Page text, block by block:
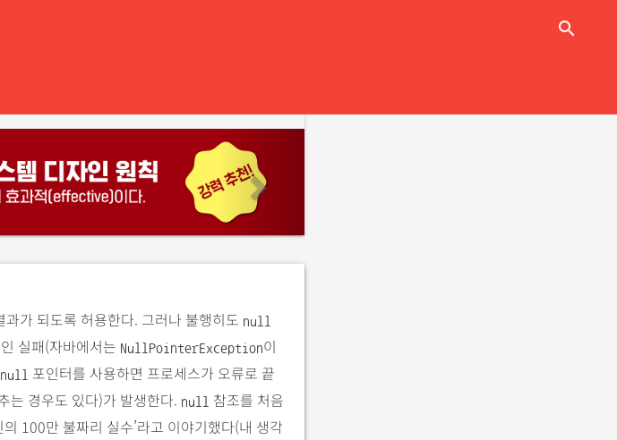
search
e
x
가 되도록 허용한다. 그러나 불행히도 null
실패(자바에서는 NullPointerException이
null 포인터를 사용하면 프로세스가 오류로 끝
는 경우도 있다)가 발생한다. null 참조를 처음
의 100만 불짜리 실수’라고 이야기했다(내 생각